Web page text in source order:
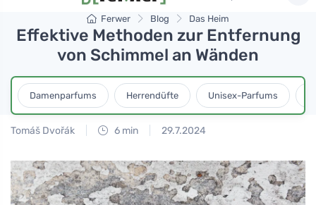
Ferwer Blog Das Heim
Effektive Methoden zur Entfernung
von Schimmel an Wänden
Damenparfums Herrendüfte Unisex-Parfums
Tomáš Dvořák 6 min 29.7.2024